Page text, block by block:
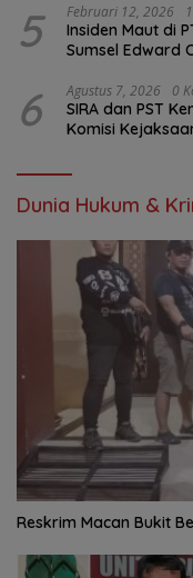
5 Februari 12, 2026
Insiden Maut di
Sumsel Edward
6 Agustus 7, 2026 0
SIRA dan PST
Komisi
Dunia Hukum &
Reskrim Macan Bukit